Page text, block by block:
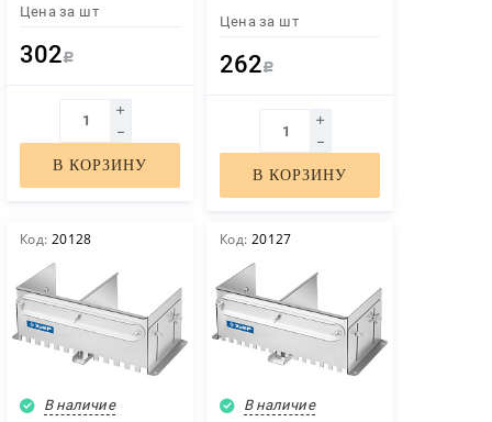
пластиковая ручка,
фасадный шпатель
Цена за шт
302 Р
В КОРЗИНУ
пластиковая ручка,
фасадный шпатель
Цена за шт
262 Р
В КОРЗИНУ
Код: 20128
В наличие
Код: 20127
В наличие